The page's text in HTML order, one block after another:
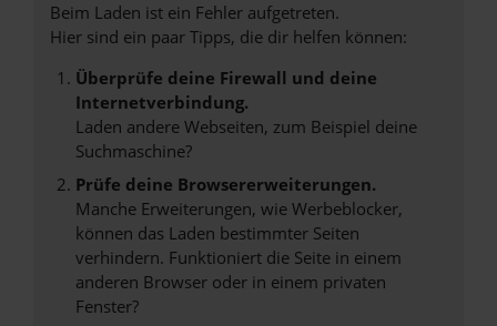
Beim Laden ist ein Fehler aufgetreten.
Hier sind ein paar Tipps, die dir helfen können:
Überprüfe deine Firewall und deine
Internetverbindung.
Laden andere Webseiten, zum Beispiel deine
Suchmaschine?
Prüfe deine Browsererweiterungen.
Manche Erweiterungen, wie Werbeblocker,
können das Laden bestimmter Seiten
verhindern. Funktioniert die Seite in einem
anderen Browser oder in einem privaten
Fenster?